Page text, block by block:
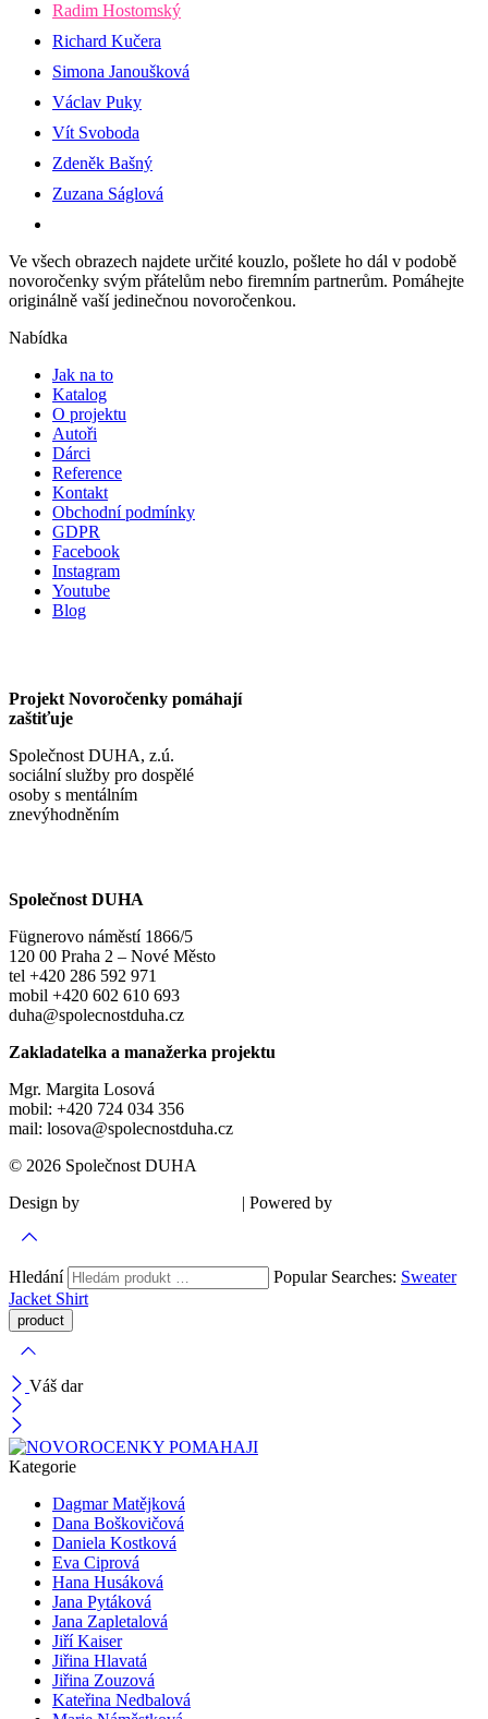
Radim Hostomský
Richard Kučera
Simona Janoušková
Václav Puky
Vít Svoboda
Zdeněk Bašný
Zuzana Ságlová
Ve všech obrazech najdete určité kouzlo, pošlete ho dál v podobě
novoročenky svým přátelům nebo firemním partnerům. Pomáhejte
originálně vaší jedinečnou novoročenkou.
Nabídka
Jak na to
Katalog
O projektu
Autoři
Dárci
Reference
Kontakt
Obchodní podmínky
GDPR
Facebook
Instagram
Youtube
Blog
Projekt Novoročenky pomáhají
zaštiťuje
Společnost DUHA, z.ú.
sociální služby pro dospělé
osoby s mentálním
znevýhodněním
Společnost DUHA
Fügnerovo náměstí 1866/5
120 00 Praha 2 – Nové Město
tel +420 286 592 971
mobil +420 602 610 693
duha@spolecnostduha.cz
Zakladatelka a manažerka projektu
Mgr. Margita Losová
mobil: +420 724 034 356
mail: losova@spolecnostduha.cz
© 2026 Společnost DUHA
Design by
| Powered by
Hledání Popular Searches: Sweater
Jacket Shirt
Váš dar
Kategorie
Dagmar Matějková
Dana Boškovičová
Daniela Kostková
Eva Ciprová
Hana Husáková
Jana Pytáková
Jana Zapletalová
Jiří Kaiser
Jiřina Hlavatá
Jiřina Zouzová
Kateřina Nedbalová